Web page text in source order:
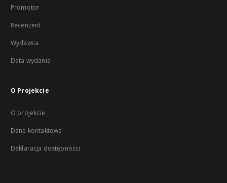
Promotor
Recenzent
Wydawca
Data wydania
O Projekcie
O projekcie
Dane kontaktowe
Deklaracja dostępności